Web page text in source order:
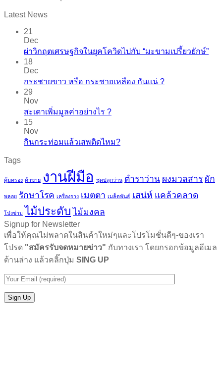
Latest News
21
Dec
ผ่าวิกฤตเศรษฐกิจในยุคโควิดไปกับ “มะขามเปรี้ยวยักษ์”
18
Dec
กระชายขาว​ หรือ​ กระชายเหลือง กันแน่ ?
29
Nov
สะเดาเพิ่มมูลค่าอย่างไร ?
15
Nov
กินกระท่อมแล้วเสพติดไหม?
Tags
คุ้มครอง ค้าขาย งานฝีมือ ชุดปลูกว่าน ตำราว่าน ผงมวลสาร ผัก
พลอย รักษาโรค เครื่องราง เมตตา เมล็ดพันธ์ เสน่ห์ แคล้วคลาด
โป่งข่าม ไม้ประดับ ไม้มงคล
Signup for Newsletter
เพื่อให้คุณไม่พลาดในสินค้าใหม่ๆและโปรโมชั่นดีๆ-ของเรา
โปรด "สมัครรับจดหมายข่าว" กับทางเรา โดยกรอกข้อมูลอีเมล
ด้านล่าง แล้วคลิ๊กปุ่ม SING UP